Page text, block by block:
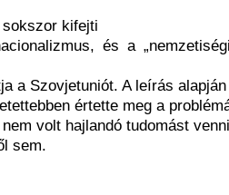
kifejti
és a
a Szovjetuniót. A leírás
értette meg a
volt hajlandó tudomást
sem.